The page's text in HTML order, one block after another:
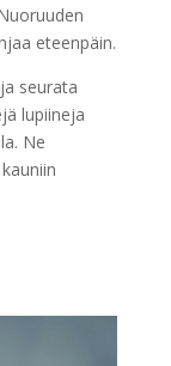
eteenpäin.
seurata
lupiineja
Ne